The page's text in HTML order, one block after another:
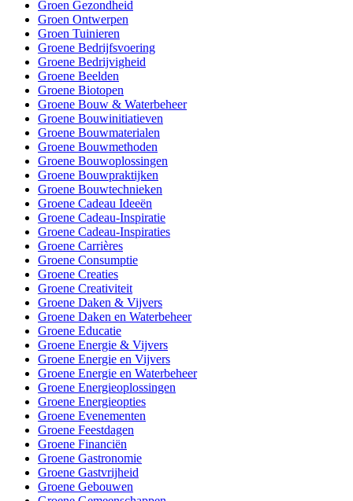
Groen Gezondheid
Groen Ontwerpen
Groen Tuinieren
Groene Bedrijfsvoering
Groene Bedrijvigheid
Groene Beelden
Groene Biotopen
Groene Bouw & Waterbeheer
Groene Bouwinitiatieven
Groene Bouwmaterialen
Groene Bouwmethoden
Groene Bouwoplossingen
Groene Bouwpraktijken
Groene Bouwtechnieken
Groene Cadeau Ideeën
Groene Cadeau-Inspiratie
Groene Cadeau-Inspiraties
Groene Carrières
Groene Consumptie
Groene Creaties
Groene Creativiteit
Groene Daken & Vijvers
Groene Daken en Waterbeheer
Groene Educatie
Groene Energie & Vijvers
Groene Energie en Vijvers
Groene Energie en Waterbeheer
Groene Energieoplossingen
Groene Energieopties
Groene Evenementen
Groene Feestdagen
Groene Financiën
Groene Gastronomie
Groene Gastvrijheid
Groene Gebouwen